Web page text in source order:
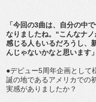
「今回の3曲は、自分の中
なりましたね。“こんなナ
感じる人もいるだろうし、
んじゃないかなと思います」
●デビュー5周年企画として
誕の地であるアメリカでの
実感がありましたか？